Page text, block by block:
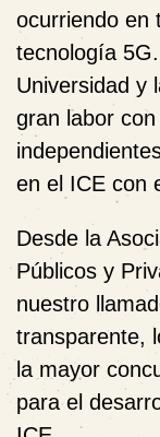
ocurriendo en
tecnología
Universidad y
gran labor
en el ICE con
Desde la
Públicos y
nuestro
transparente,
la mayor
para el